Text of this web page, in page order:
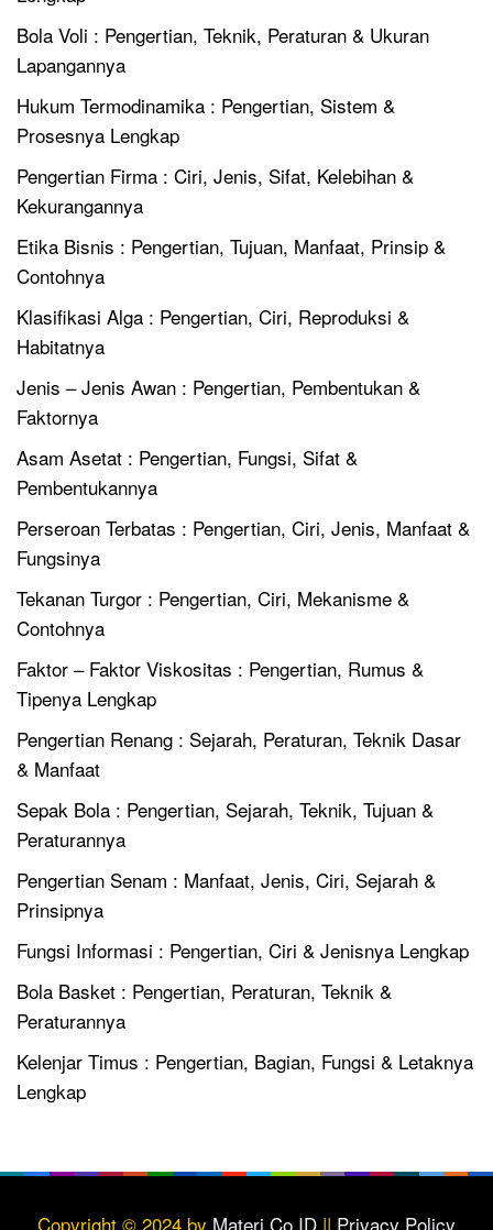
Bola Voli : Pengertian, Teknik, Peraturan & Ukuran
Lapangannya
Hukum Termodinamika : Pengertian, Sistem &
Prosesnya Lengkap
Pengertian Firma : Ciri, Jenis, Sifat, Kelebihan &
Kekurangannya
Etika Bisnis : Pengertian, Tujuan, Manfaat, Prinsip &
Contohnya
Klasifikasi Alga : Pengertian, Ciri, Reproduksi &
Habitatnya
Jenis – Jenis Awan : Pengertian, Pembentukan &
Faktornya
Asam Asetat : Pengertian, Fungsi, Sifat &
Pembentukannya
Perseroan Terbatas : Pengertian, Ciri, Jenis, Manfaat &
Fungsinya
Tekanan Turgor : Pengertian, Ciri, Mekanisme &
Contohnya
Faktor – Faktor Viskositas : Pengertian, Rumus &
Tipenya Lengkap
Pengertian Renang : Sejarah, Peraturan, Teknik Dasar
& Manfaat
Sepak Bola : Pengertian, Sejarah, Teknik, Tujuan &
Peraturannya
Pengertian Senam : Manfaat, Jenis, Ciri, Sejarah &
Prinsipnya
Fungsi Informasi : Pengertian, Ciri & Jenisnya Lengkap
Bola Basket : Pengertian, Peraturan, Teknik &
Peraturannya
Kelenjar Timus : Pengertian, Bagian, Fungsi & Letaknya
Lengkap
Copyright © 2024 by Materi.Co.ID || Privacy Policy